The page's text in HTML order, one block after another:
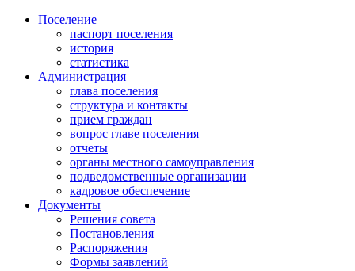
Поселение
паспорт поселения
история
статистика
Администрация
глава поселения
структура и контакты
прием граждан
вопрос главе поселения
отчеты
органы местного самоуправления
подведомственные организации
кадровое обеспечение
Документы
Решения совета
Постановления
Распоряжения
Формы заявлений